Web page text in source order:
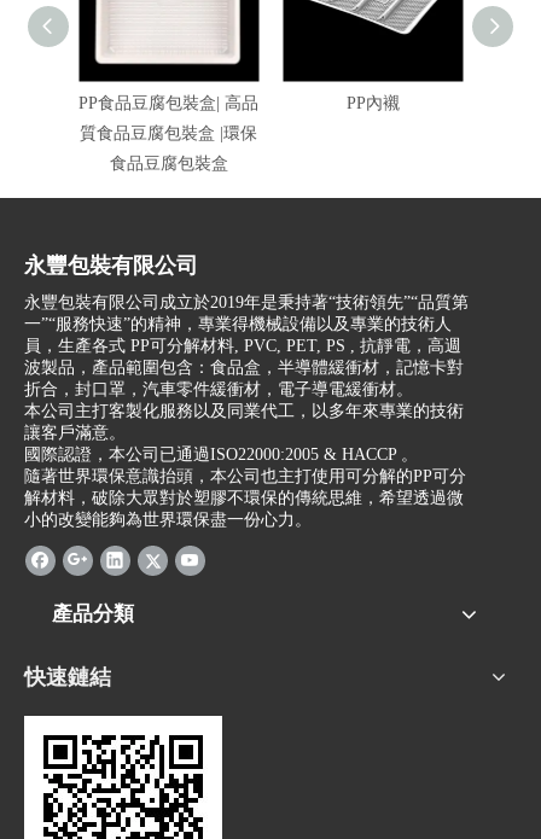
PP食品豆腐包裝盒| 高品
質食品豆腐包裝盒 |環保
食品豆腐包裝盒
PP內襯
永豐包裝有限公司
永豐包裝有限公司成立於2019年是秉持著“技術領先”“品質第
一”“服務快速”的精神，專業得機械設備以及專業的技術人
員，生產各式 PP可分解材料, PVC, PET, PS , 抗靜電，高週
波製品，產品範圍包含：食品盒，半導體緩衝材，記憶卡對
折合，封口罩，汽車零件緩衝材，電子導電緩衝材。
本公司主打客製化服務以及同業代工，以多年來專業的技術
讓客戶滿意。
國際認證，本公司已通過ISO22000:2005 & HACCP 。
隨著世界環保意識抬頭，本公司也主打使用可分解的PP可分
解材料，破除大眾對於塑膠不環保的傳統思維，希望透過微
小的改變能夠為世界環保盡一份心力。
產品分類
快速鏈結